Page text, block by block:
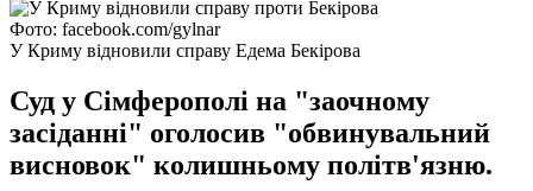
Фото: facebook.com/gylnar
У Криму відновили справу Едема Бекірова
Суд у Сімферополі на "заочному
засіданні" оголосив "обвинувальний
висновок" колишньому політв'язню.